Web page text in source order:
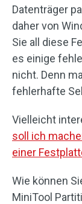
Datenträger
daher von
Sie all diese
es einige
nicht. Denn
fehlerhafte
Vielleicht
soll ich
einer
Wie können
MiniTool